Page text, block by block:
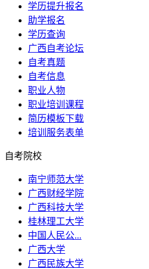
学历提升报名
助学报名
学历查询
广西自考论坛
自考真题
自考信息
职业人物
职业培训课程
简历模板下载
培训服务表单
自考院校
南宁师范大学
广西财经学院
广西科技大学
桂林理工大学
中国人民公...
广西大学
广西民族大学